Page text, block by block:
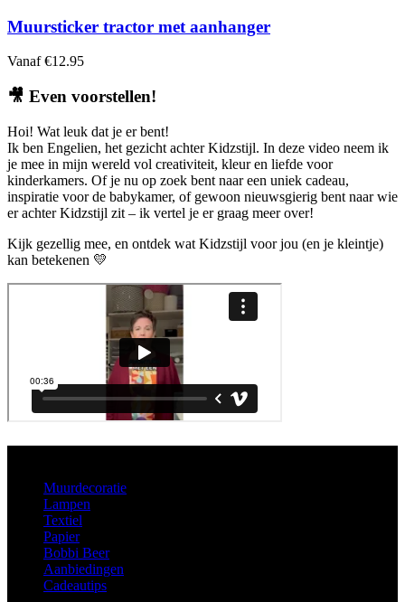
Muursticker tractor met aanhanger
Vanaf €12.95
🎥 Even voorstellen!
Hoi! Wat leuk dat je er bent!
Ik ben Engelien, het gezicht achter Kidzstijl. In deze video neem ik
je mee in mijn wereld vol creativiteit, kleur en liefde voor
kinderkamers. Of je nu op zoek bent naar een uniek cadeau,
inspiratie voor de babykamer, of gewoon nieuwsgierig bent naar wie
er achter Kidzstijl zit – ik vertel je er graag meer over!
Kijk gezellig mee, en ontdek wat Kidzstijl voor jou (en je kleintje)
kan betekenen 💛
Muurdecoratie
Lampen
Textiel
Papier
Bobbi Beer
Aanbiedingen
Cadeautips